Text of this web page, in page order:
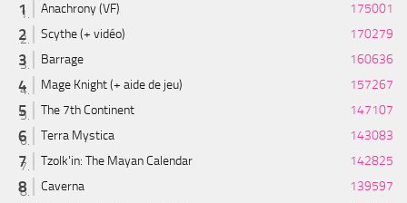
Anachrony (VF)
175001
Scythe (+ vidéo)
170279
Barrage
160636
Mage Knight (+ aide de jeu)
157267
The 7th Continent
147107
Terra Mystica
143083
Tzolk'in: The Mayan Calendar
142825
Caverna
139597